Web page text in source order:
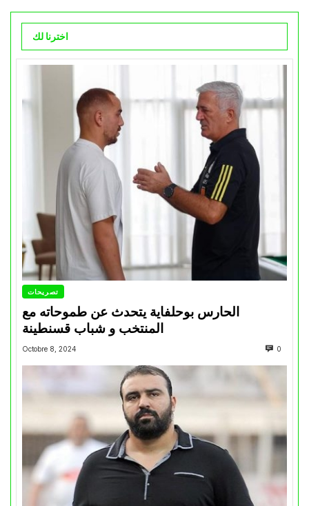
اخترنا لك
تصريحات
الحارس بوحلفاية يتحدث عن طموحاته مع
المنتخب و شباب قسنطينة
Octobre 8, 2024 0